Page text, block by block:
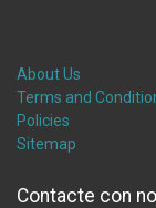
About Us
Terms and
Policies
Sitemap
Contacte con